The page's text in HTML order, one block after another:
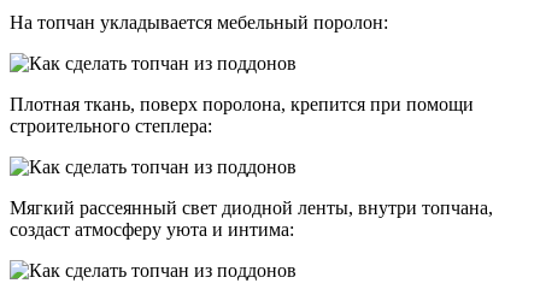
На топчан укладывается мебельный поролон:
Плотная ткань, поверх поролона, крепится при помощи
строительного степлера:
Мягкий рассеянный свет диодной ленты, внутри топчана,
создаст атмосферу уюта и интима: